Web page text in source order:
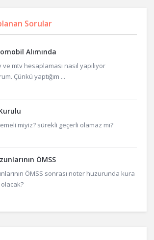
Sorular
Alımında
mtv hesaplaması nasıl yapılıyor
Çünkü yaptığım ...
miyiz? sürekli geçerli olamaz mı?
ÖMSS
ÖMSS sonrası noter huzurunda kura
olacak?